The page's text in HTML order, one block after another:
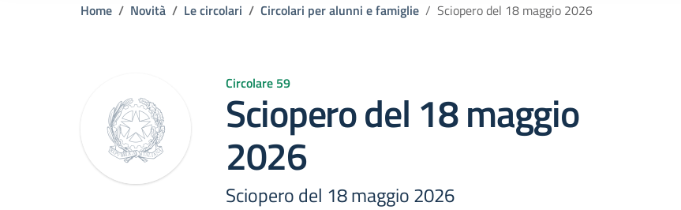
Home Novità Le circolari Circolari per alunni e famiglie Sciopero del 18 maggio 2026
Circolare 59
Sciopero del 18 maggio
2026
Sciopero del 18 maggio 2026